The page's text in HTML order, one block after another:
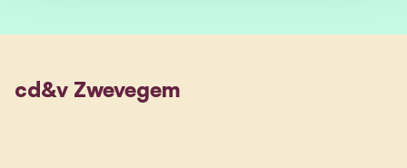
cd&v Zwevegem